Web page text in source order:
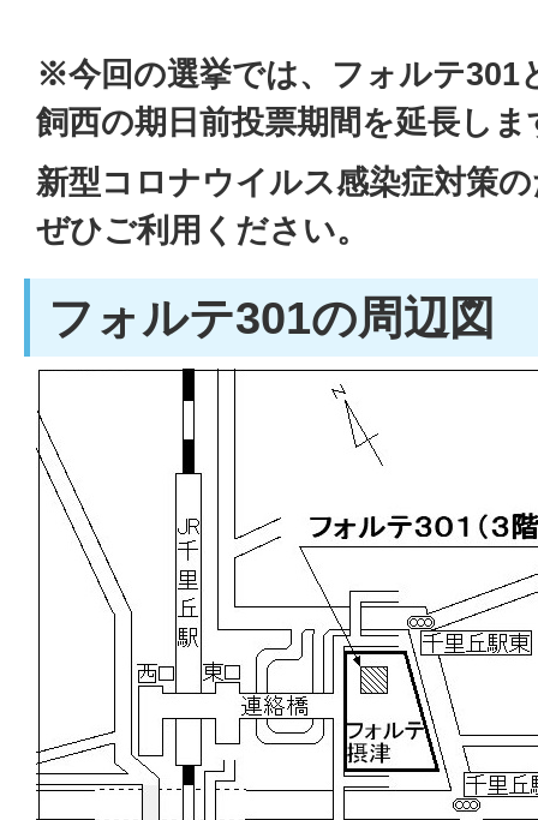
※今回の選挙では、フォルテ301
飼西の期日前投票期間を延長しま
新型コロナウイルス感染症対策
ぜひご利用ください。
フォルテ301の周辺図